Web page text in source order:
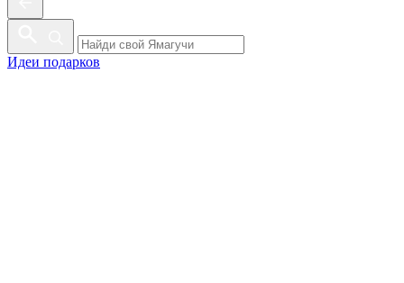
Идеи подарков